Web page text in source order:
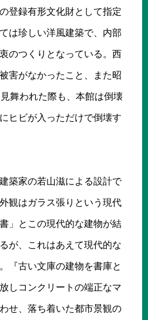
登録有形文化財として指定
は珍しい洋風建築で、内部
のつくりとなっている。西
害がなかったこと、また昭
舞われた際も、本館は倒壊
ヒビが入っただけで倒壊す
築家の若山滋による設計で
観はガラス張りという現代
」とこの現代的な建物が結
が、これはあえて現代的な
『古い文庫の建物を書庫と
しコンクリートの端正なマ
せ、落ち着いた都市景観の